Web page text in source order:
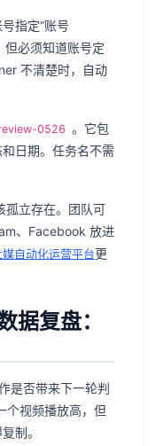
指定“账号
但必须知道账号定
不清楚时，自动
0526 。它包
日期。任务名不需
孤立存在。团队可
、Facebook 放进
媒自动化运营平台更
据复盘：
是否带来下一轮判
个视频播放高，但
制。